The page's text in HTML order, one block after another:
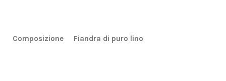
Composizione Fiandra di puro lino